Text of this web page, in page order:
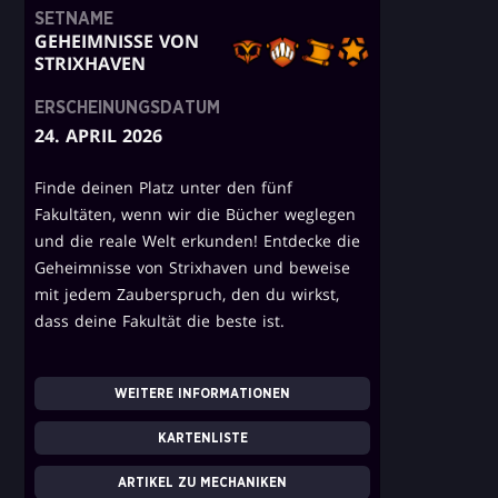
SETNAME
GEHEIMNISSE VON
STRIXHAVEN
ERSCHEINUNGSDATUM
24. APRIL 2026
Finde deinen Platz unter den fünf
Fakultäten, wenn wir die Bücher weglegen
und die reale Welt erkunden! Entdecke die
Geheimnisse von Strixhaven und beweise
mit jedem Zauberspruch, den du wirkst,
dass deine Fakultät die beste ist.
WEITERE INFORMATIONEN
KARTENLISTE
ARTIKEL ZU MECHANIKEN